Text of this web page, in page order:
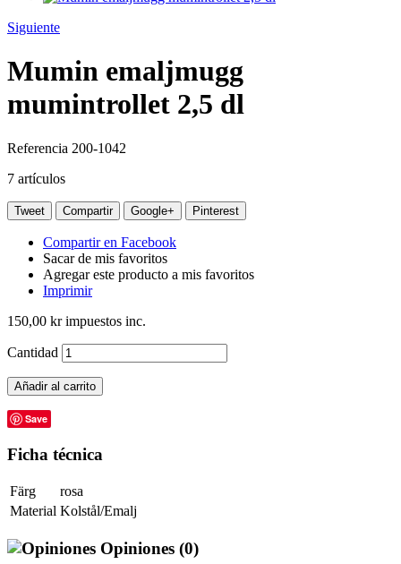
Siguiente
Mumin emaljmugg
mumintrollet 2,5 dl
Referencia 200-1042
7 artículos
Tweet Compartir Google+ Pinterest
Compartir en Facebook
Sacar de mis favoritos
Agregar este producto a mis favoritos
Imprimir
150,00 krimpuestos inc.
Cantidad
Añadir al carrito
Save
Ficha técnica
Färg
rosa
Material Kolstål/Emalj
Opiniones (0)